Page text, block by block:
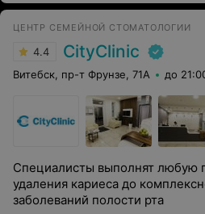
ЦЕНТР СЕМЕЙНОЙ СТОМАТОЛОГИИ
4.4 CityClinic
Витебск, пр-т Фрунзе, 71А до
Специалисты выполнят любую
удаления кариеса до
заболеваний полости рта